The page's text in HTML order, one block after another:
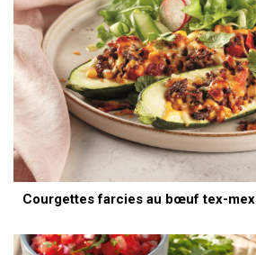
Courgettes farcies au bœuf tex-mex